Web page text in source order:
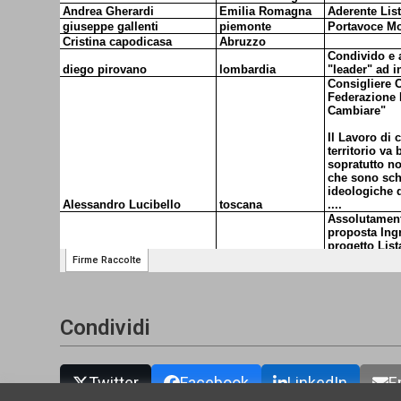
Condividi
Twitter Facebook LinkedIn